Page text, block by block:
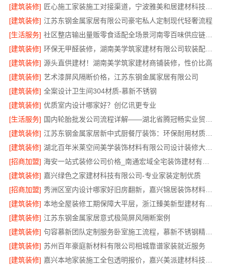
[建筑装修]
[建筑装修] 江苏东钢金属家居有限公司豪宅私人定制现代轻奢流程
[生活服务]
社区整店输出量贩零食适配全场景河南零百味供应链有限公司
[建筑装修]
[建筑装修] 源头直供建材！湖南美学筑家建材商铺装修，性价比高
[建筑装修] 艺术漆屏风隔断价格，江苏东钢金属家居有限公司
[建筑装修] 全案设计卫生间304材质-慕新不锈钢
[建筑装修] 优质室内设计哪家好？创亿讯更专业
[生活服务]
[建筑装修]
江苏东钢金属家居新中式厨餐厅装饰：环保耐用材质首选
[建筑装修]
湖北百年米莱空间美学装饰材料有限公司设计装修大平层实景案例
[招商加盟]
[建筑装修] 嘉兴绿色之家建材科技有限公司-专业家装定制优质
[招商加盟]
秀洲区室内设计哪家好旧房翻新，嘉兴锦居装饰材料有限公司靠谱
[建筑装修]
[建筑装修] 江苏东钢金属家居意式极简屏风隔断案例
[建筑装修]
句容慕新团队定制服务卧室施工流程，慕新不锈钢精准落地
[建筑装修] 苏州百年豪庭新材料有限公司相城靠谱家装就近服务
[建筑装修]